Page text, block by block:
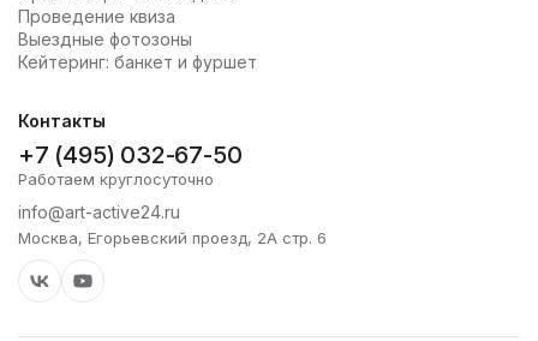
Проведение квиза
Выездные фотозоны
Кейтеринг: банкет и фуршет
Контакты
+7 (495) 032-67-50
Работаем круглосуточно
info@art-active24.ru
Москва, Егорьевский проезд, 2А стр. 6